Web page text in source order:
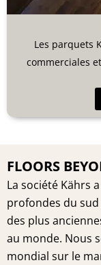
Les parquets
commerciales
FLOORS
La société Kährs
profondes du sud
des plus
au monde. Nous
mondial sur le